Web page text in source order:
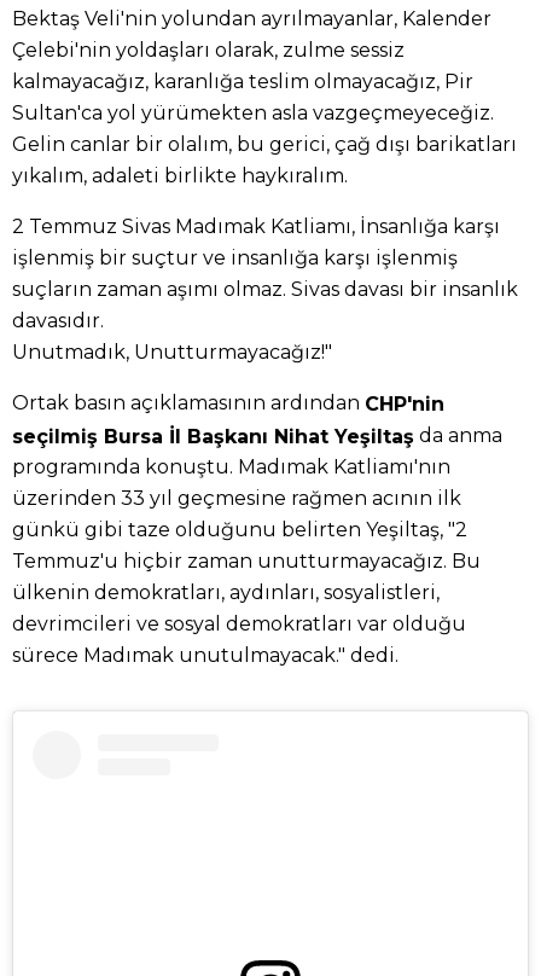
Bektaş Veli'nin yolundan ayrılmayanlar, Kalender
Çelebi'nin yoldaşları olarak, zulme sessiz
kalmayacağız, karanlığa teslim olmayacağız, Pir
Sultan'ca yol yürümekten asla vazgeçmeyeceğiz.
Gelin canlar bir olalım, bu gerici, çağ dışı barikatları
yıkalım, adaleti birlikte haykıralım.
2 Temmuz Sivas Madımak Katliamı, İnsanlığa karşı
işlenmiş bir suçtur ve insanlığa karşı işlenmiş
suçların zaman aşımı olmaz. Sivas davası bir insanlık
davasıdır.
Unutmadık, Unutturmayacağız!"
Ortak basın açıklamasının ardından CHP'nin
seçilmiş Bursa İl Başkanı Nihat Yeşiltaş da anma
programında konuştu. Madımak Katliamı'nın
üzerinden 33 yıl geçmesine rağmen acının ilk
günkü gibi taze olduğunu belirten Yeşiltaş, "2
Temmuz'u hiçbir zaman unutturmayacağız. Bu
ülkenin demokratları, aydınları, sosyalistleri,
devrimcileri ve sosyal demokratları var olduğu
sürece Madımak unutulmayacak." dedi.